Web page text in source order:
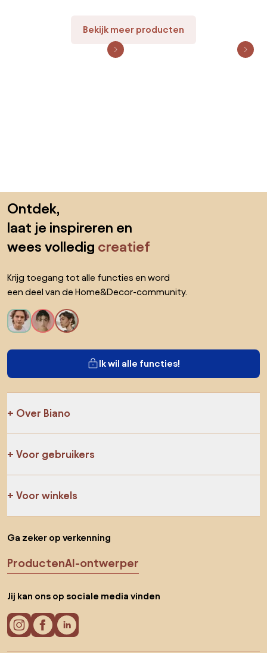
Bekijk meer producten
Ontdek,
laat je inspireren en
wees volledig creatief
Krijg toegang tot alle functies en word
een deel van de Home&Decor-community.
Ik wil alle functies!
Over Biano
Voor gebruikers
Voor winkels
Ga zeker op verkenning
ProductenAI-ontwerper
Jij kan ons op sociale media vinden